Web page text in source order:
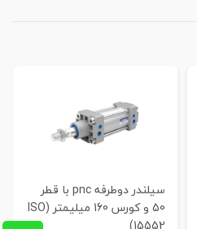
سیلندر دوطرفه pnc با قطر
50 و کورس 160 میلیمتر (ISO